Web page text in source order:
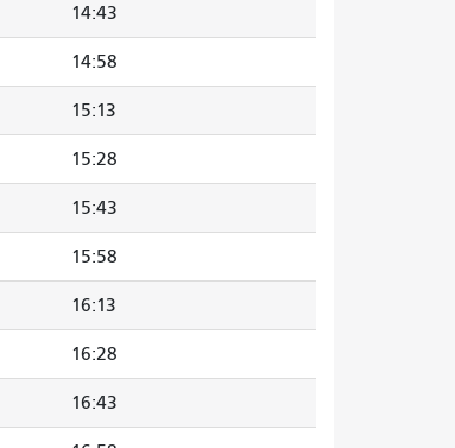
14:43
14:58
15:13
15:28
15:43
15:58
16:13
16:28
16:43